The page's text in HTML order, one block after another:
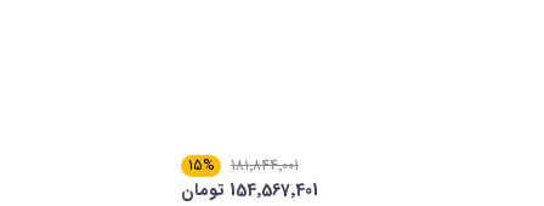
181٬844٬001
15%
154٬567٬401 تومان